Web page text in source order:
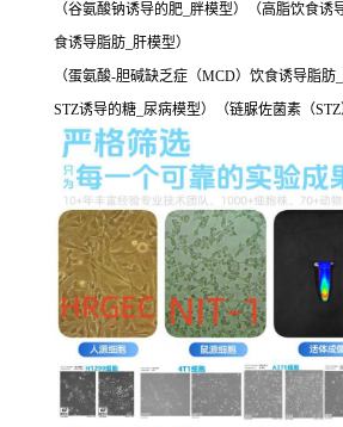
（谷氨酸钠诱导的肥_胖模型）（高脂饮食诱
食诱导脂肪_肝模型）
（蛋氨酸-胆碱缺乏症（MCD）饮食诱导脂
STZ诱导的糖_尿病模型）（链脲佐菌素（STZ